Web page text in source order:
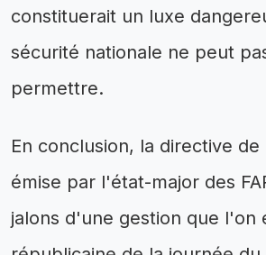
constituerait un luxe
sécurité nationale ne peut
permettre.
En conclusion, la directive
émise par l'état-major des
jalons d'une gestion que l'on